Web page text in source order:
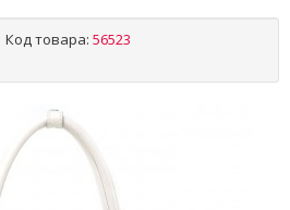
Код товара: 56523